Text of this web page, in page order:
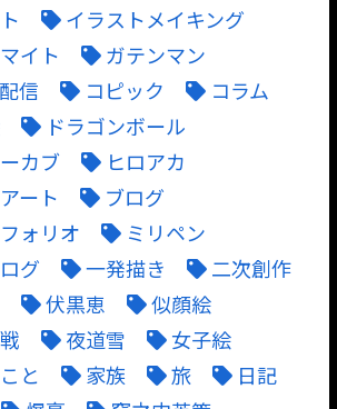
イラストメイキング
イト
ガテンマン
信
コピック
コラム
ドラゴンボール
カブ
ヒロアカ
ート
ブログ
ォリオ
ミリペン
グ
一発描き
二次創作
伏黒恵
似顔絵
夜道雪
女子絵
と
家族 旅
日記